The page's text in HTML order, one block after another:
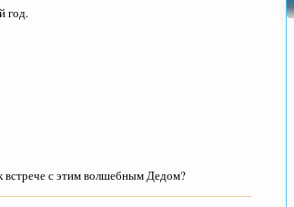
год.
встрече с этим волшебным Дедом?